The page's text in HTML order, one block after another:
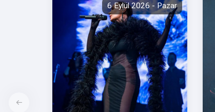
6 Eylül 2026 - Pazar